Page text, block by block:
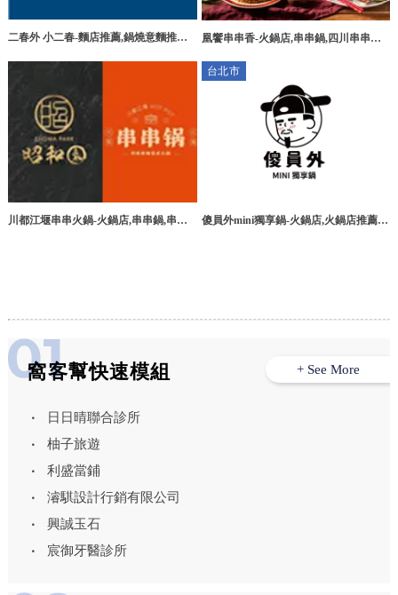
二春外 小二春-麵店推薦,鍋燒意麵推薦,
凰饗串串香-火鍋店,串串鍋,四川串串鍋,
川都江堰串串火鍋-火鍋店,串串鍋,串串
台北市
傻員外mini獨享鍋-火鍋店,火鍋店推薦,
窩客幫快速模組
日日晴聯合診所
柚子旅遊
利盛當鋪
濬騏設計行銷有限公司
興誠玉石
宸御牙醫診所
+ See More